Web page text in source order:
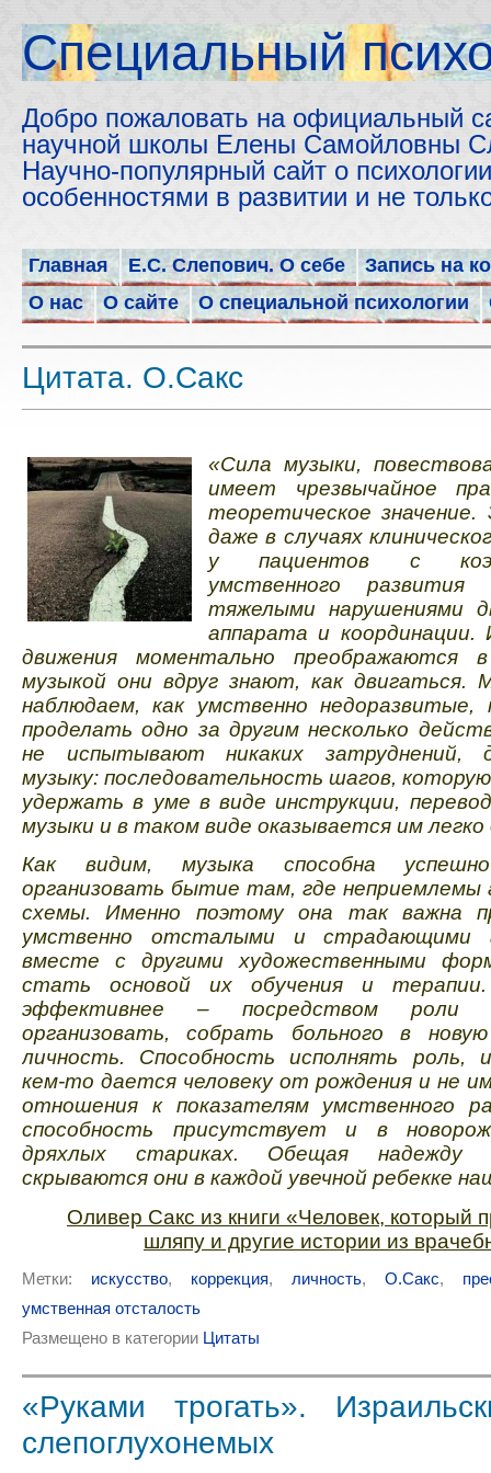
Cпециальный
Добро пожаловать на официальный
научной школы Елены Самойловны
Научно-популярный сайт о
особенностями в развитии и не
Главная Е.С. Слепович. О себе
Запись на
О нас
О сайте О специальной психологии
Цитата. О.Сакс
«Сила музыки,
имеет чрезвычайное
теоретическое
даже в случаях
у пациентов с
умственного
тяжелыми нарушениями
аппарата и координации.
движения моментально
музыкой они вдруг знают, как двигаться.
наблюдаем, как умственно недоразвитые,
проделать одно за другим несколько
не испытывают никаких затруднений,
музыку: последовательность шагов,
удержать в уме в виде инструкции,
музыки и в таком виде оказывается им
Как видим, музыка способна
организовать бытие там, где
схемы. Именно поэтому она так важна
умственно отсталыми и страдающими
вместе с другими художественными
стать основой их обучения и
эффективнее – посредством
организовать, собрать больного в новую
личность. Способность исполнять роль,
кем-то дается человеку от рождения и не
отношения к показателям умственного
способность присутствует и в
дряхлых стариках. Обещая надежду
скрываются они в каждой увечной ребекке
Оливер Сакс из книги «Человек, который
шляпу и другие истории из
Метки: искусство, коррекция, личность, О.Сакс,
умственная отсталость
Размещено в категории Цитаты
«Руками трогать».
слепоглухонемых